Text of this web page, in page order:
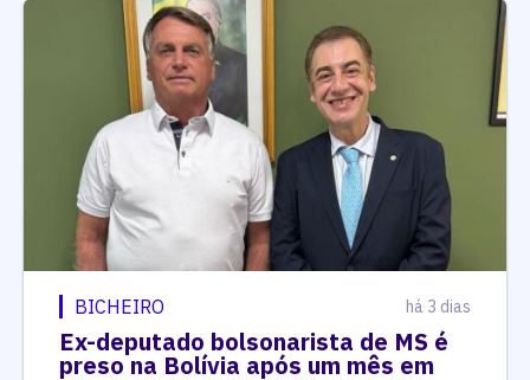
BICHEIRO há 3 dias
Ex-deputado bolsonarista de MS é
preso na Bolívia após um mês em